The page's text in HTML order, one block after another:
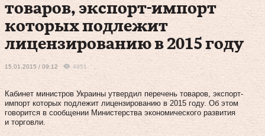
товаров, экспорт-импорт
которых подлежит
лицензированию в 2015 году
15.01.2015 / 09:12 4951
Кабинет министров Украины утвердил перечень товаров, экспорт-
импорт которых подлежит лицензированию в 2015 году. Об этом
говорится в сообщении Министерства экономического развития
и торговли.